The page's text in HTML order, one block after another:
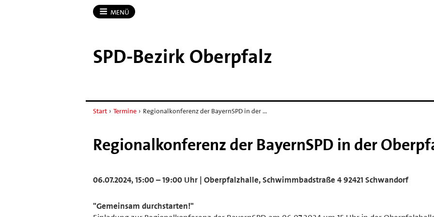
MENÜ
SPD-​Bezirk Oberpfalz
Start › Termine › Regionalkonferenz der BayernSPD in der …
Regionalkonferenz der BayernSPD in der
06.07.2024, 15:00 – 19:00 Uhr | Oberpfalzhalle, Schwimmbadstraße 4 92421 Schwandorf
"Gemeinsam durchstarten!"